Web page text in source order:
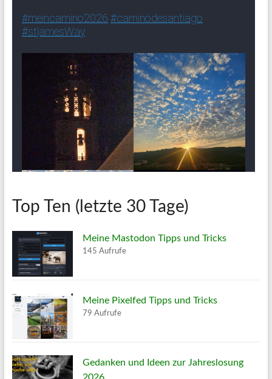
Top Ten (letzte 30 Tage)
Meine Mastodon Tipps und Tricks
145 Aufrufe
Meine Pixelfed Tipps und Tricks
79 Aufrufe
Gedanken und Ideen zur Jahreslosung